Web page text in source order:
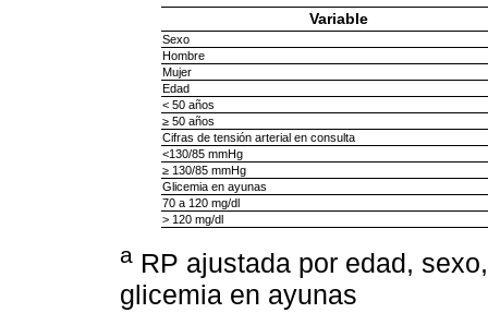
Variable
Sexo
Hombre
Mujer
Edad
< 50 años
≥ 50 años
Cifras de tensión arterial en consulta
<130/85 mmHg
≥ 130/85 mmHg
Glicemia en ayunas
70 a 120 mg/dl
> 120 mg/dl
a RP ajustada por edad,
glicemia en ayunas